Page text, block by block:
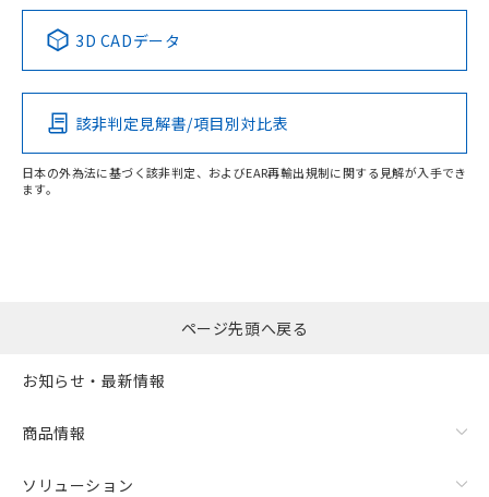
この製品の規格認証/適合状況ページへ
その他の認証はこちらのページからご検索ください
3D CADデータ
該非判定見解書/項目別対比表
日本の外為法に基づく該非判定、およびEAR再輸出規制に関する見解が入手でき
ます。
ページ先頭へ戻る
お知らせ・最新情報
商品情報
ソリューション